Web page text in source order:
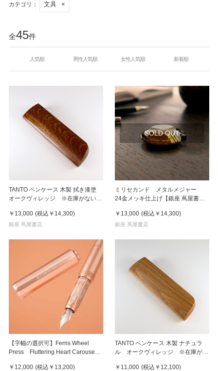
カテゴリ： 文具 ×
全45件
人気順 男性人気順 女性人気順 新着順
TANTO ペンケース 木製 拭き漆塗
オークヴィレッジ ※在庫がない場
￥13,000 (税込 ￥14,300)
銀座 蔦屋書店
SOLD OUT
ミリセカンド メタルメジャー
24金メッキ仕上げ【銀座 蔦屋書店
￥13,000 (税込 ￥14,300)
銀座 蔦屋書店
【字幅の選択可】Ferris Wheel
Press Fluttering Heart Carouse
￥12,000 (税込 ￥13,200)
TANTO ペンケース 木製 ナチュラ
ル オークヴィレッジ ※在庫がな
￥11,000 (税込 ￥12,100)